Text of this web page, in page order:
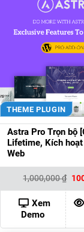
THEME PLUGIN
Astra Pro Trọn bộ
Lifetime, Kích
Web
1,000,000₫ Giá
là:
Xem
Demo